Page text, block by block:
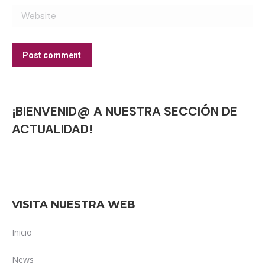
Website
Post comment
¡BIENVENID@ A NUESTRA SECCIÓN DE
ACTUALIDAD!
VISITA NUESTRA WEB
Inicio
News